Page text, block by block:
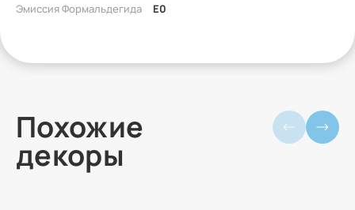
Эмиссия Формальдегида E0
Похожие
декоры